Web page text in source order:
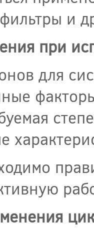
и
при
для